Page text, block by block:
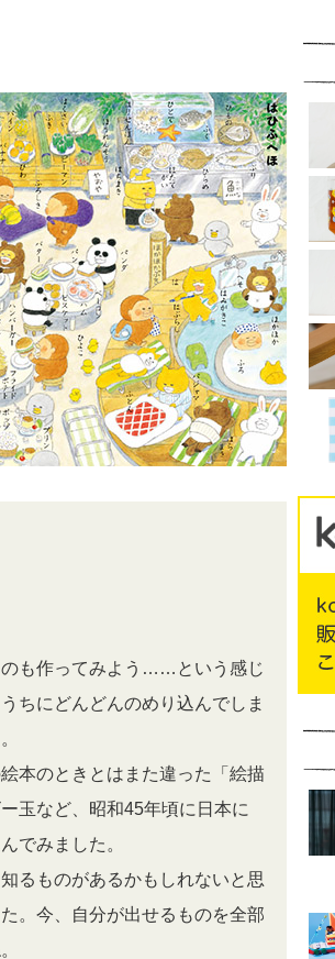
のも作ってみよう……という感じ
ちにどんどんのめり込んでしま
本のときとはまた違った「絵描
玉など、昭和45年頃に日本に
でみました。
るものがあるかもしれないと思
。今、自分が出せるものを全部